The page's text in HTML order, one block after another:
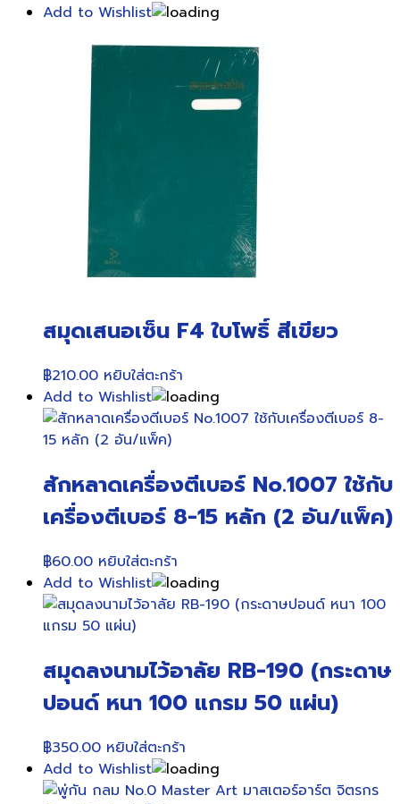
Add to Wishlist
สมุดเสนอเซ็น F4 ใบโพธิ์ สีเขียว
฿210.00 หยิบใส่ตะกร้า
Add to Wishlist
สักหลาดเครื่องตีเบอร์ No.1007 ใช้กับ
เครื่องตีเบอร์ 8-15 หลัก (2 อัน/แพ็ค)
฿60.00 หยิบใส่ตะกร้า
Add to Wishlist
สมุดลงนามไว้อาลัย RB-190 (กระดาษ
ปอนด์ หนา 100 แกรม 50 แผ่น)
฿350.00 หยิบใส่ตะกร้า
Add to Wishlist